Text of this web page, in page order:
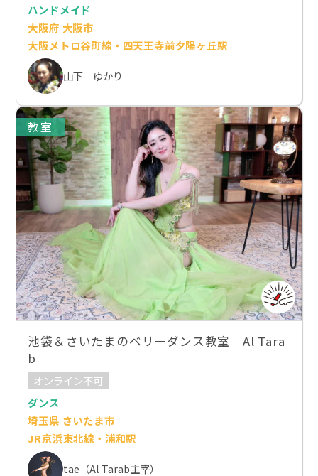
ハンドメイド
大阪府 大阪市
大阪メトロ谷町線・四天王寺前夕陽ヶ丘駅
山下 ゆかり
教室
池袋＆さいたまのベリーダンス教室｜Al Tara
b
オンライン不可
ダンス
埼玉県 さいたま市
JR京浜東北線・浦和駅
tae（Al Tarab主宰）